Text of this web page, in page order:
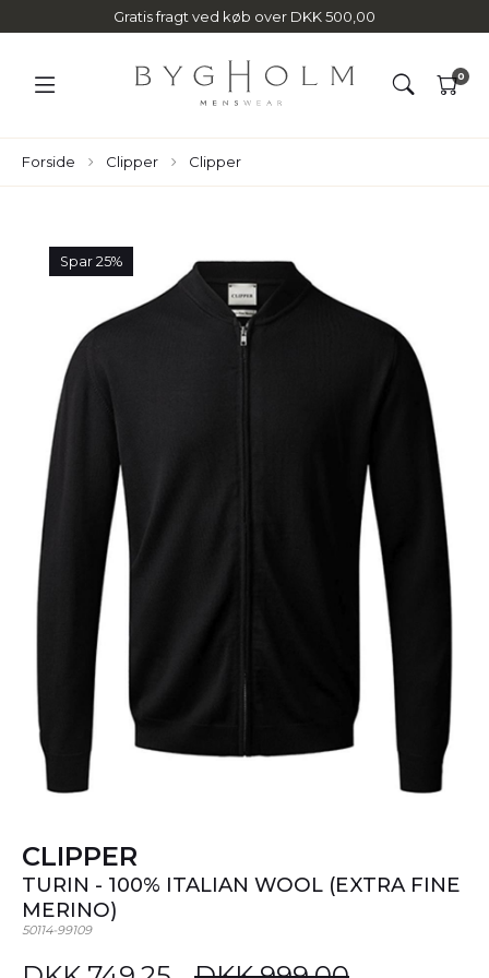
Gratis fragt ved køb over DKK 500,00
0
Forside Clipper Clipper
Spar 25%
CLIPPER
TURIN - 100% ITALIAN WOOL (EXTRA FINE
MERINO)
50114-99109